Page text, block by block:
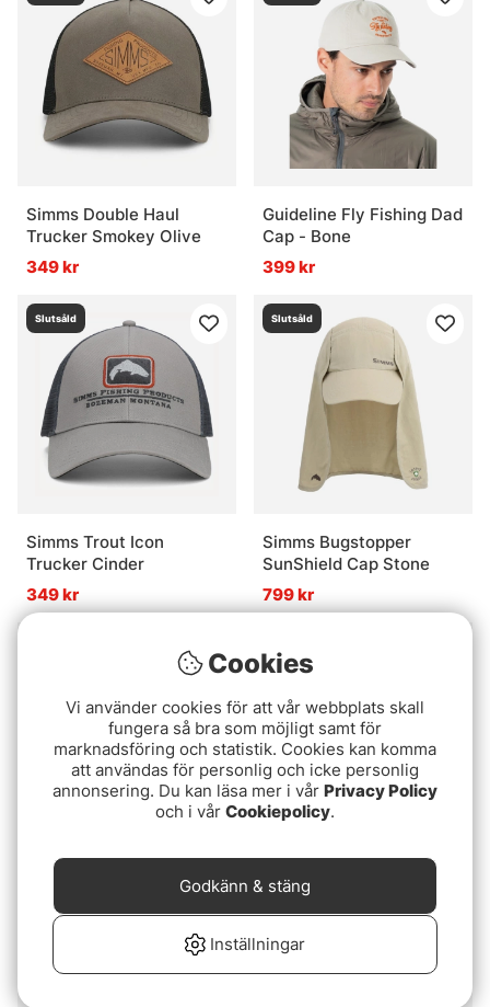
Simms Double Haul
Trucker Smokey Olive
349 kr
Guideline Fly Fishing Dad
Cap - Bone
399 kr
Slutsåld
Simms Trout Icon
Trucker Cinder
349 kr
Slutsåld
Simms Bugstopper
SunShield Cap Stone
799 kr
Vision Natives 9.0 Cap
369 kr
FlyBag FB Cap D. Grey
349 kr
Slutsåld
Cookies
Vi använder cookies för att vår webbplats skall
fungera så bra som möjligt samt för
marknadsföring och statistik. Cookies kan komma
att användas för personlig och icke personlig
annonsering. Du kan läsa mer i vår Privacy Policy
och i vår Cookiepolicy.
Inställningar
Godkänn & stäng